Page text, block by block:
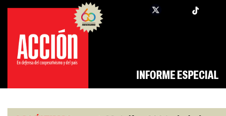
Saltar
contenido
facebook
INFORME ESPECIAL